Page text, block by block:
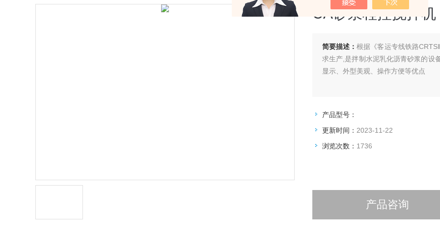
CA砂浆程控搅拌机
简要描述： 根据《客运专线铁路
求生产,是拌制水泥乳化沥青砂浆的设
显示、外型美观、操作方便等优点
产品型号：
更新时间： 2023-11-22
浏览次数： 1736
产品咨询